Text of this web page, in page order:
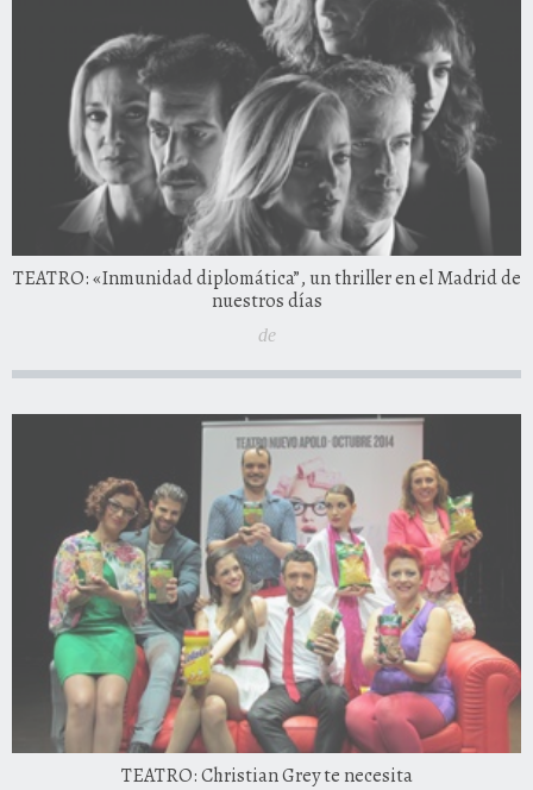
TEATRO: «Inmunidad diplomática”, un thriller en el Madrid de
nuestros días
de
TEATRO: Christian Grey te necesita